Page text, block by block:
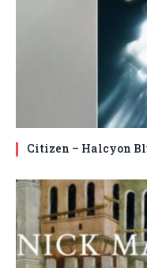
Citizen – Halcyon